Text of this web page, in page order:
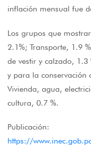
inflación mensual fue
Los grupos que
2.1%; Transporte, 1.9
de vestir y calzado,
y para la conservación
Vivienda, agua,
cultura, 0.7 %.
Publicación:
https://